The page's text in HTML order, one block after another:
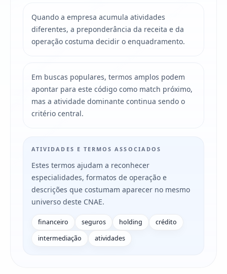
Quando a empresa acumula atividades
diferentes, a preponderância da receita e da
operação costuma decidir o enquadramento.
Em buscas populares, termos amplos podem
apontar para este código como match próximo,
mas a atividade dominante continua sendo o
critério central.
ATIVIDADES E TERMOS ASSOCIADOS
Estes termos ajudam a reconhecer
especialidades, formatos de operação e
descrições que costumam aparecer no mesmo
universo deste CNAE.
financeiro seguros holding
crédito
intermediação
atividades